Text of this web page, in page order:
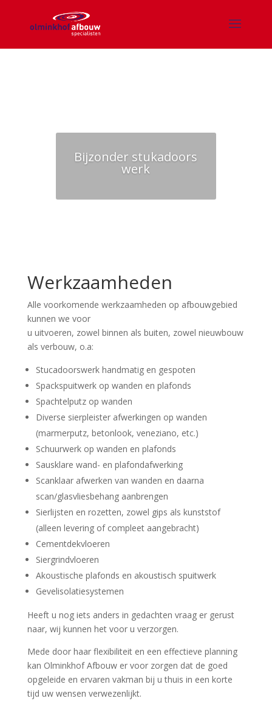
Bijzonder stukadoors
werk
Werkzaamheden
Alle voorkomende werkzaamheden op afbouwgebied
kunnen we voor
u uitvoeren, zowel binnen als buiten, zowel nieuwbouw
als verbouw, o.a:
Stucadoorswerk handmatig en gespoten
Spackspuitwerk op wanden en plafonds
Spachtelputz op wanden
Diverse sierpleister afwerkingen op wanden
(marmerputz, betonlook, veneziano, etc.)
Schuurwerk op wanden en plafonds
Sausklare wand- en plafondafwerking
Scanklaar afwerken van wanden en daarna
scan/glasvliesbehang aanbrengen
Sierlijsten en rozetten, zowel gips als kunststof
(alleen levering of compleet aangebracht)
Cementdekvloeren
Siergrindvloeren
Akoustische plafonds en akoustisch spuitwerk
Gevelisolatiesystemen
Heeft u nog iets anders in gedachten vraag er gerust
naar, wij kunnen het voor u verzorgen.
Mede door haar flexibiliteit en een effectieve planning
kan Olminkhof Afbouw er voor zorgen dat de goed
opgeleide en ervaren vakman bij u thuis in een korte
tijd uw wensen verwezenlijkt.